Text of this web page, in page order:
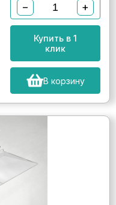
− +
Купить в 1
клик
В корзину